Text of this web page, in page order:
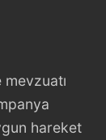
hareket